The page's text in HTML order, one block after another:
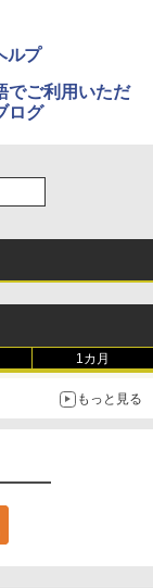
| 16GBストレ
ーディスプレ
8週間持続バッ
ルプ
でご利用いただ
ログ
1カ月
もっと見る